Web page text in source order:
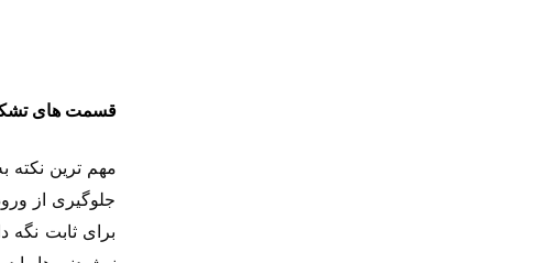
قسمت های
مهم ترین نکته
جلوگیری از
برای ثابت نگه